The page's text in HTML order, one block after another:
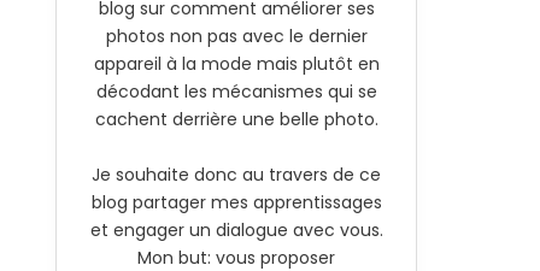
blog sur comment améliorer ses
photos non pas avec le dernier
appareil à la mode mais plutôt en
décodant les mécanismes qui se
cachent derrière une belle photo.
Je souhaite donc au travers de ce
blog partager mes apprentissages
et engager un dialogue avec vous.
Mon but: vous proposer